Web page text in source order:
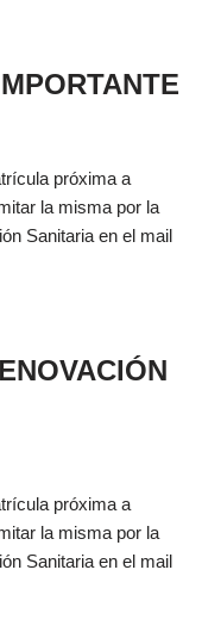
próxima a
la misma por la
Sanitaria en el mail
próxima a
la misma por la
Sanitaria en el mail